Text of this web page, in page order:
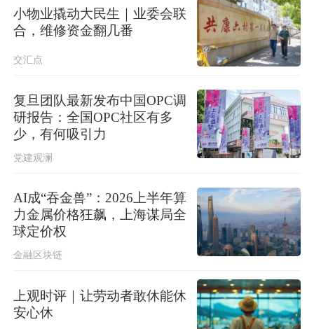
小物业撬动大民生｜业委会联
合，维修资金翻几番
交汇点
复旦团队最新发布中国OPC调
研报告：全国OPC社区有多
少，有何吸引力
党建观澜
AI成“吞金兽”：2026上半年算
力金属价格狂飙，上海谋局全
球定价权
金融区块链
上观时评｜让劳动者敢休能休
安心休